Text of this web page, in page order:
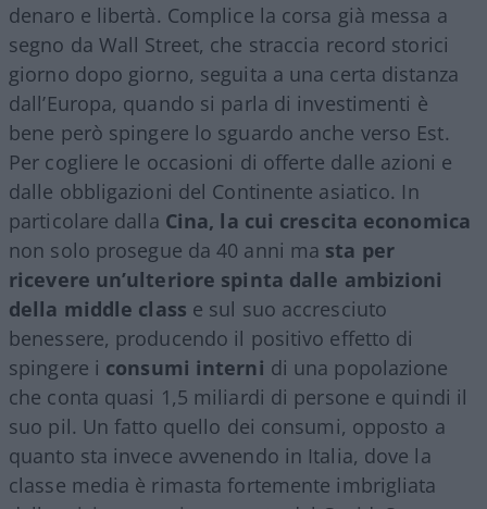
denaro e libertà. Complice la corsa già messa a
segno da Wall Street, che straccia record storici
giorno dopo giorno, seguita a una certa distanza
dall’Europa, quando si parla di investimenti è
bene però spingere lo sguardo anche verso Est.
Per cogliere le occasioni di offerte dalle azioni e
dalle obbligazioni del Continente asiatico. In
particolare dalla Cina, la cui crescita economica
non solo prosegue da 40 anni ma sta per
ricevere un’ulteriore spinta dalle ambizioni
della middle class e sul suo accresciuto
benessere, producendo il positivo effetto di
spingere i consumi interni di una popolazione
che conta quasi 1,5 miliardi di persone e quindi il
suo pil. Un fatto quello dei consumi, opposto a
quanto sta invece avvenendo in Italia, dove la
classe media è rimasta fortemente imbrigliata